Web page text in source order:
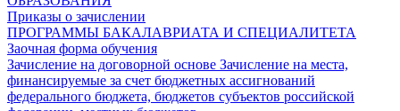
Приказы о зачислении
ПРОГРАММЫ БАКАЛАВРИАТА И СПЕЦИАЛИТЕТА
Заочная форма обучения
Зачисление на договорной основе Зачисление на места,
финансируемые за счет бюджетных ассигнований
федерального бюджета, бюджетов субъектов российской